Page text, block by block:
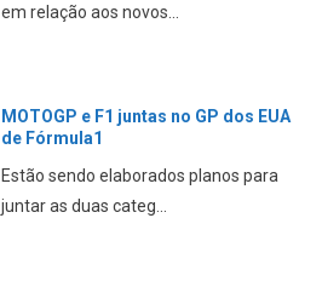
em relação aos novos...
MOTOGP e F1 juntas no GP dos EUA
de Fórmula1
Estão sendo elaborados planos para
juntar as duas categ...